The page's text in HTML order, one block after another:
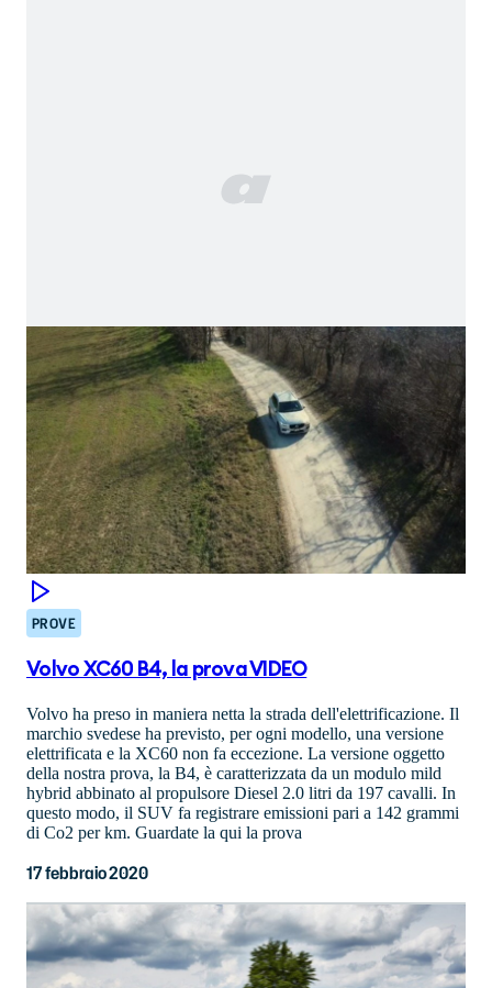
PROVE
Volvo XC60 B4, la prova VIDEO
Volvo ha preso in maniera netta la strada dell'elettrificazione. Il
marchio svedese ha previsto, per ogni modello, una versione
elettrificata e la XC60 non fa eccezione. La versione oggetto
della nostra prova, la B4, è caratterizzata da un modulo mild
hybrid abbinato al propulsore Diesel 2.0 litri da 197 cavalli. In
questo modo, il SUV fa registrare emissioni pari a 142 grammi
di Co2 per km. Guardate la qui la prova
17 febbraio 2020